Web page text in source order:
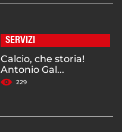
SERVIZI
Calcio, che storia!
Antonio Gal...
229